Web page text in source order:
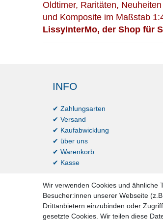
Oldtimer, Raritäten,
und Komposite im Maßstab
LissyInterMo, der Shop für
INFO
✔ Zahlungsarten
✔ Versand
✔ Kaufabwicklung
✔ über uns
✔ Warenkorb
✔ Kasse
Wir verwenden Cookies und ähnliche
Besucher:innen unserer Webseite
Drittanbietern einzubinden oder
gesetzte Cookies. Wir teilen diese